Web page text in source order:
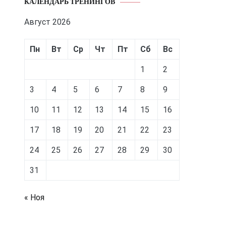
Август 2026
Пн Вт Ср Чт Пт Сб Вс
1 2
3 4 5 6 7 8 9
10 11 12 13 14 15 16
17 18 19 20 21 22 23
24 25 26 27 28 29 30
31
« Ноя